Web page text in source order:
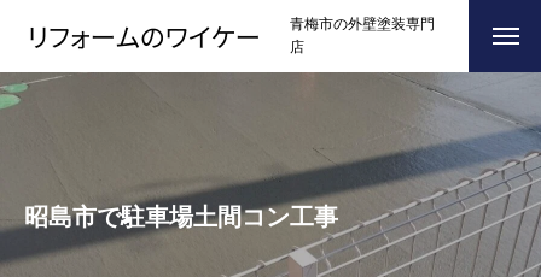
青梅市の外壁塗装専門
店
HOME
３つのこだわり CONCEPT
昭島市で駐車場土間コン工事